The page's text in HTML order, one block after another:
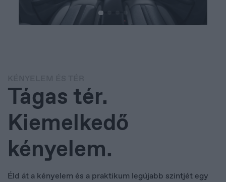
Tágas tér.
Kiemelkedő
kényelem.
Éld át a kényelem és a praktikum legújabb szintjét egy